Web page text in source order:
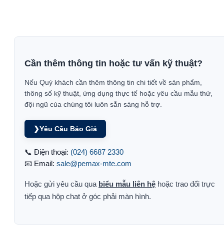
Cần thêm thông tin hoặc tư vấn kỹ thuật?
Nếu Quý khách cần thêm thông tin chi tiết về sản phẩm,
thông số kỹ thuật, ứng dụng thực tế hoặc yêu cầu mẫu thử,
đội ngũ của chúng tôi luôn sẵn sàng hỗ trợ.
❯Yêu Cầu Báo Giá
📞 Điện thoại: (024) 6687 2330
📧 Email: sale@pemax-mte.com
Hoặc gửi yêu cầu qua biểu mẫu liên hệ hoặc trao đổi trực
tiếp qua hộp chat ở góc phải màn hình.